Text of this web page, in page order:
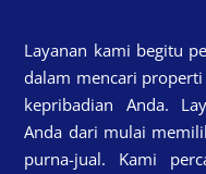
Layanan kami begitu
dalam mencari
kepribadian Anda.
Anda dari mulai
purna-jual. Kami